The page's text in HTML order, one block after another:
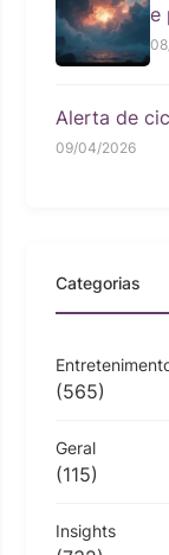
e
Alerta de
09/04/2026
Categorias
(565)
Geral
(115)
Insights